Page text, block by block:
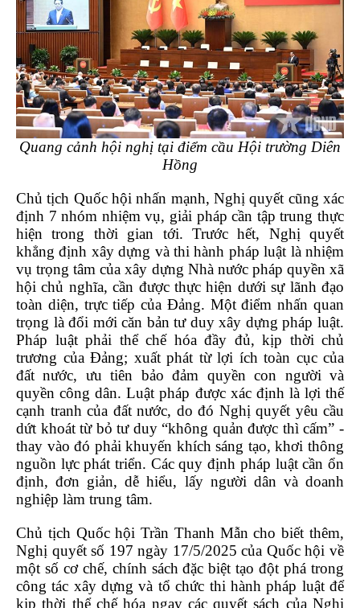
Quang cảnh hội nghị tại điểm cầu Hội trường Diên
Hồng
Chủ tịch Quốc hội nhấn mạnh, Nghị quyết cũng xác
định 7 nhóm nhiệm vụ, giải pháp cần tập trung thực
hiện trong thời gian tới. Trước hết, Nghị quyết
khẳng định xây dựng và thi hành pháp luật là nhiệm
vụ trọng tâm của xây dựng Nhà nước pháp quyền xã
hội chủ nghĩa, cần được thực hiện dưới sự lãnh đạo
toàn diện, trực tiếp của Đảng. Một điểm nhấn quan
trọng là đổi mới căn bản tư duy xây dựng pháp luật.
Pháp luật phải thể chế hóa đầy đủ, kịp thời chủ
trương của Đảng; xuất phát từ lợi ích toàn cục của
đất nước, ưu tiên bảo đảm quyền con người và
quyền công dân. Luật pháp được xác định là lợi thế
cạnh tranh của đất nước, do đó Nghị quyết yêu cầu
dứt khoát từ bỏ tư duy “không quản được thì cấm” -
thay vào đó phải khuyến khích sáng tạo, khơi thông
nguồn lực phát triển. Các quy định pháp luật cần ổn
định, đơn giản, dễ hiểu, lấy người dân và doanh
nghiệp làm trung tâm.
Chủ tịch Quốc hội Trần Thanh Mẫn cho biết thêm,
Nghị quyết số 197 ngày 17/5/2025 của Quốc hội về
một số cơ chế, chính sách đặc biệt tạo đột phá trong
công tác xây dựng và tổ chức thi hành pháp luật để
kịp thời thể chế hóa ngay các quyết sách của Nghị